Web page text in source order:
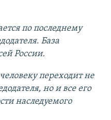
по последнему
База
России.
переходит не
но и все его
наследуемого